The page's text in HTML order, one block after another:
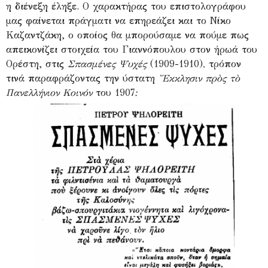
η διένεξη έληξε. Ο χαρακτήρας του επιστολογράφου
μας φαίνεται πράγματι να επηρεάζει και το Νίκο
Καζαντζάκη, ο οποίος θα μπορούσαμε να πούμε πως
απεικονίζει στοιχεία του Γιαννόπουλου στον ήρωά του
Ορέστη, στις Σπασμένες Ψυχές (1909-1910), τρόπον
τινά παραφράζοντας την ύστατη Ἔκκλησιν πρὸς τὸ
Πανελλήνιον Κοινόντου 1907: